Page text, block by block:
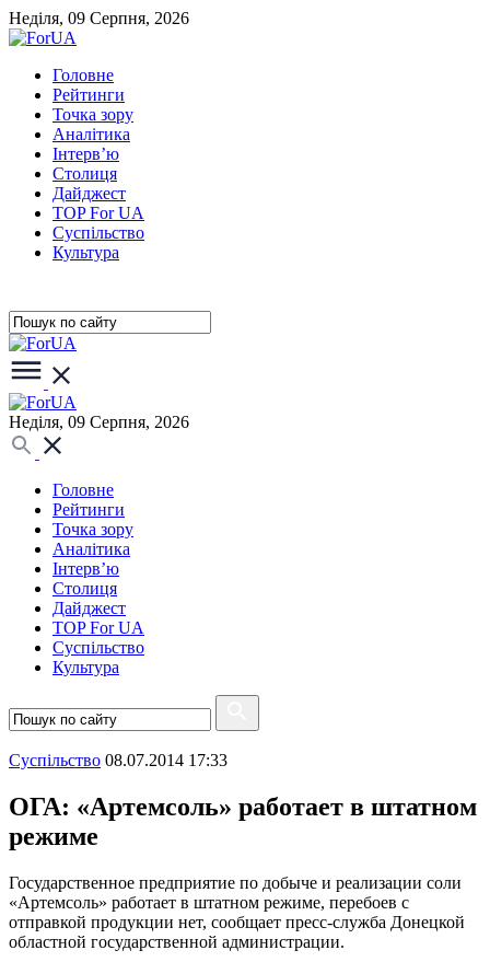
Неділя, 09 Серпня, 2026
Головне
Рейтинги
Точка зору
Аналітика
Інтерв’ю
Столиця
Дайджест
TOP For UA
Суспiльство
Культура
Неділя, 09 Серпня, 2026
Головне
Рейтинги
Точка зору
Аналітика
Інтерв’ю
Столиця
Дайджест
TOP For UA
Суспiльство
Культура
Суспiльство 08.07.2014 17:33
ОГА: «Артемсоль» работает в штатном
режиме
Государственное предприятие по добыче и реализации соли
«Артемсоль» работает в штатном режиме, перебоев с
отправкой продукции нет, сообщает пресс-служба Донецкой
областной государственной администрации.